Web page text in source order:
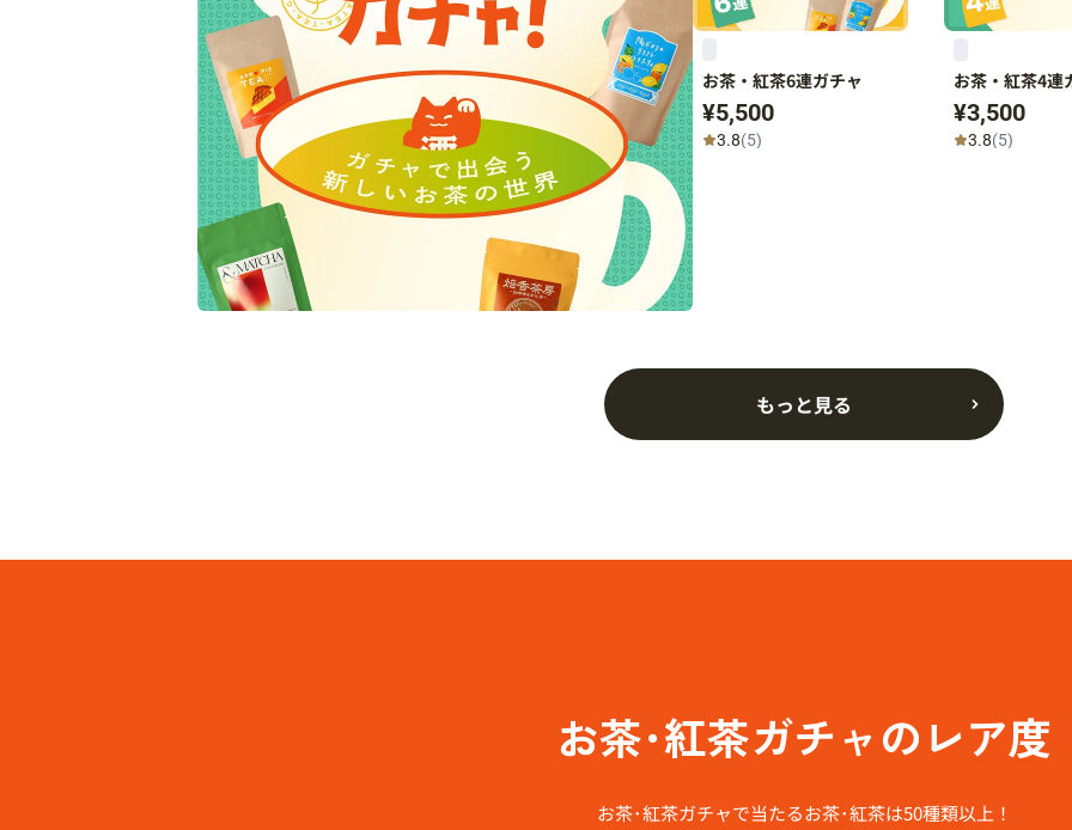
お茶・紅茶6連ガチャ
¥5,500
3.8(5)
お茶・紅茶4連
¥3,500
3.8(5)
もっと見る
お茶･紅茶ガチャのレア度
お茶･紅茶ガチャで当たるお茶･紅茶は50種類以上！